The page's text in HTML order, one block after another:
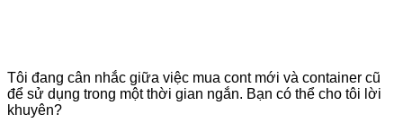
Tôi đang cân nhắc giữa việc mua cont mới và container cũ
để sử dụng trong một thời gian ngắn. Bạn có thể cho tôi lời
khuyên?